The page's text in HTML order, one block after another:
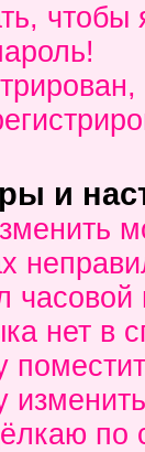
чтобы
и
часовой
нет в
по